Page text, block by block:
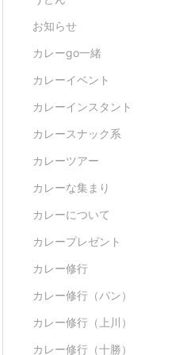
お知らせ
カレーgo一緒
カレーイベント
カレーインスタント
カレースナック系
カレーツアー
カレーな集まり
カレーについて
カレープレゼント
カレー修行
カレー修行（パン）
カレー修行（上川）
カレー修行（十勝）